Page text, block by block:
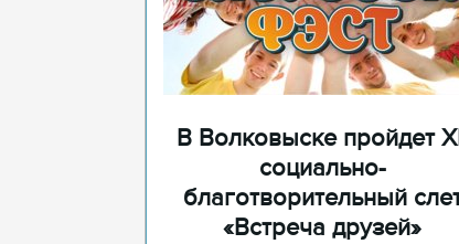
В Волковыске пройдет
социально-
благотворительный
«Встреча друзей»